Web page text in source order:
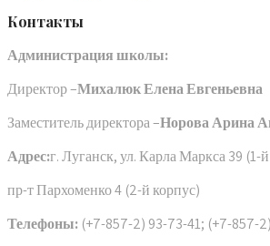
Контакты
Администрация школы:
Директор –Михалюк Елена Евгеньевна
Заместитель директора –Норова Арина
Адрес:г. Луганск, ул. Карла Маркса 39 (1-
пр-т Пархоменко 4 (2-й корпус)
Телефоны: (+7-857-2) 93-73-41; (+7-857-